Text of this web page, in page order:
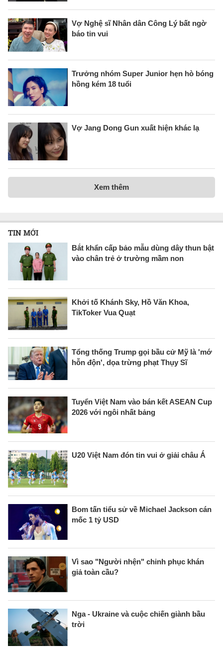
Vợ Nghệ sĩ Nhân dân Công Lý bất ngờ
báo tin vui
Trưởng nhóm Super Junior hẹn hò bóng
hồng kém 18 tuổi
Vợ Jang Dong Gun xuất hiện khác lạ
Xem thêm
TIN MỚI
Bắt khẩn cấp bảo mẫu dùng dây thun bật
vào chân trẻ ở trường mầm non
Khởi tố Khánh Sky, Hồ Văn Khoa,
TikToker Vua Quạt
Tổng thống Trump gọi bầu cử Mỹ là 'mớ
hỗn độn', dọa trừng phạt Thụy Sĩ
Tuyển Việt Nam vào bán kết ASEAN Cup
2026 với ngôi nhất bảng
U20 Việt Nam đón tin vui ở giải châu Á
Bom tấn tiểu sử về Michael Jackson cán
mốc 1 tỷ USD
Vì sao "Người nhện" chinh phục khán
giả toàn cầu?
Nga - Ukraine và cuộc chiến giành bầu
trời